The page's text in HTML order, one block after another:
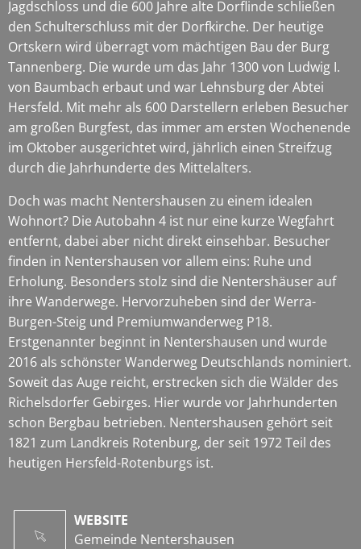
Jagdschloss und die 600 Jahre alte Dorflinde schließen
den Schulterschluss mit der Dorfkirche. Der heutige
Ortskern wird überragt vom mächtigen Bau der Burg
Tannenberg. Die wurde um das Jahr 1300 von Ludwig I.
von Baumbach erbaut und war Lehnsburg der Abtei
Hersfeld. Mit mehr als 600 Darstellern erleben Besucher
am großen Burgfest, das immer am ersten Wochenende
im Oktober ausgerichtet wird, jährlich einen Streifzug
durch die Jahrhunderte des Mittelalters.
Doch was macht Nentershausen zu einem idealen
Wohnort? Die Autobahn 4 ist nur eine kurze Wegfahrt
entfernt, dabei aber nicht direkt einsehbar. Besucher
finden in Nentershausen vor allem eins: Ruhe und
Erholung. Besonders stolz sind die Nentershäuser auf
ihre Wanderwege. Hervorzuheben sind der Werra-
Burgen-Steig und Premiumwanderweg P18.
Erstgenannter beginnt in Nentershausen und wurde
2016 als schönster Wanderweg Deutschlands nominiert.
Soweit das Auge reicht, erstrecken sich die Wälder des
Richelsdorfer Gebirges. Hier wurde vor Jahrhunderten
schon Bergbau betrieben. Nentershausen gehört seit
1821 zum Landkreis Rotenburg, der seit 1972 Teil des
heutigen Hersfeld-Rotenburgs ist.
WEBSITE
Gemeinde Nentershausen